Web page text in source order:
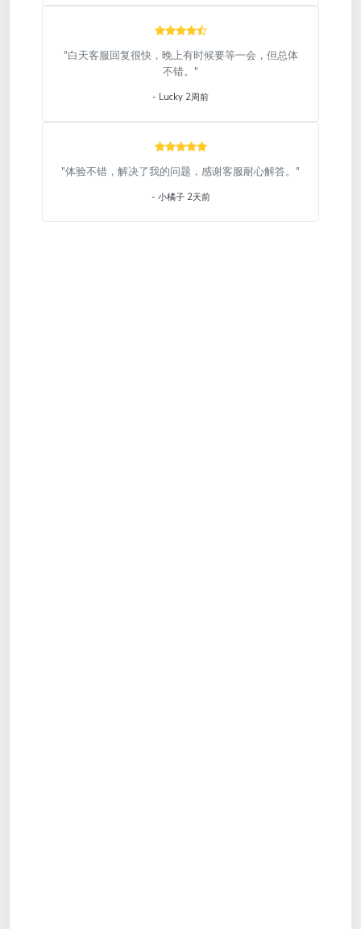
"白天客服回复很快，晚上有时候要等一会，但总体
不错。"
- Lucky 2周前
"体验不错，解决了我的问题，感谢客服耐心解答。"
- 小橘子 2天前